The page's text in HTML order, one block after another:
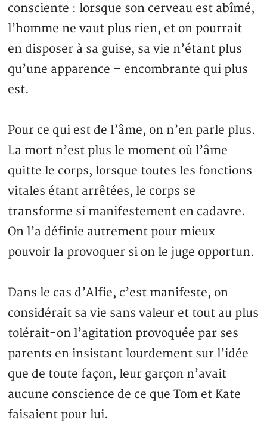
consciente : lorsque son cerveau est abîmé,
l’homme ne vaut plus rien, et on pourrait
en disposer à sa guise, sa vie n’étant plus
qu’une apparence – encombrante qui plus
est.
Pour ce qui est de l’âme, on n’en parle plus.
La mort n’est plus le moment où l’âme
quitte le corps, lorsque toutes les fonctions
vitales étant arrêtées, le corps se
transforme si manifestement en cadavre.
On l’a définie autrement pour mieux
pouvoir la provoquer si on le juge opportun.
Dans le cas d’Alfie, c’est manifeste, on
considérait sa vie sans valeur et tout au plus
tolérait-on l’agitation provoquée par ses
parents en insistant lourdement sur l’idée
que de toute façon, leur garçon n’avait
aucune conscience de ce que Tom et Kate
faisaient pour lui.